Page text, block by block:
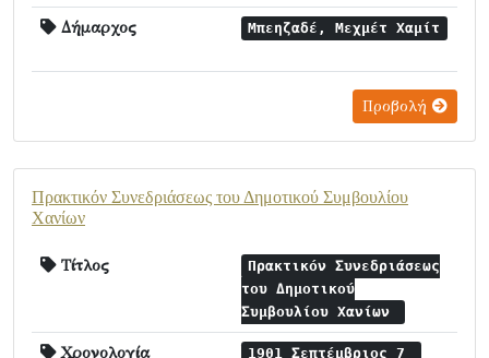
Δήμαρχος Μπεηζαδέ, Μεχμέτ Χαμίτ
Προβολή
Πρακτικόν Συνεδριάσεως του Δημοτικού Συμβουλίου
Χανίων
Τίτλος
Πρακτικόν Συνεδριάσεως
του Δημοτικού
Συμβουλίου Χανίων
Χρονολογία 1901 Σεπτέμβριος 7